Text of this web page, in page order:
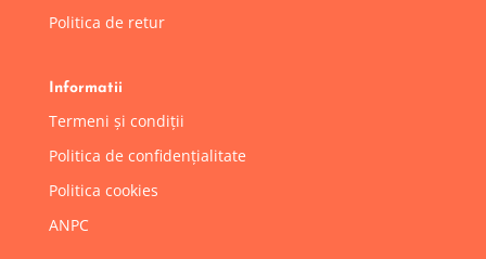
Politica de retur
Informatii
Termeni și condiții
Politica de confidențialitate
Politica cookies
ANPC